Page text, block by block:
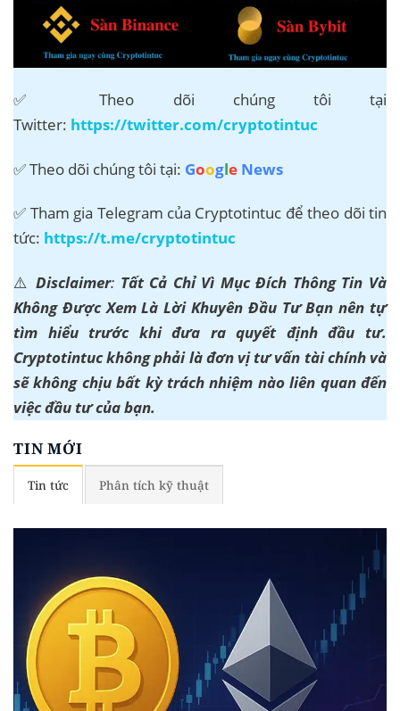
✅ Theo dõi chúng tôi tại
Twitter: https://twitter.com/cryptotintuc
✅ Theo dõi chúng tôi tại: Google News
✅ Tham gia Telegram của Cryptotintuc để theo dõi tin
tức: https://t.me/cryptotintuc
⚠️Disclaimer: Tất Cả Chỉ Vì Mục Đích Thông Tin Và
Không Được Xem Là Lời Khuyên Đầu Tư Bạn nên tự
tìm hiểu trước khi đưa ra quyết định đầu tư.
Cryptotintuc không phải là đơn vị tư vấn tài chính và
sẽ không chịu bất kỳ trách nhiệm nào liên quan đến
việc đầu tư của bạn.
TIN MỚI
Tin tức Phân tích kỹ thuật